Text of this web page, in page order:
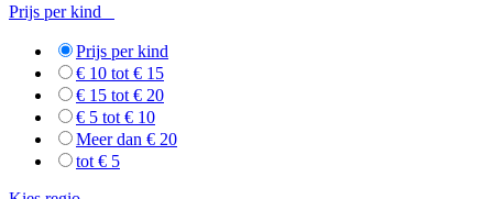
Prijs per kind
Prijs per kind
€ 10 tot € 15
€ 15 tot € 20
€ 5 tot € 10
Meer dan € 20
tot € 5